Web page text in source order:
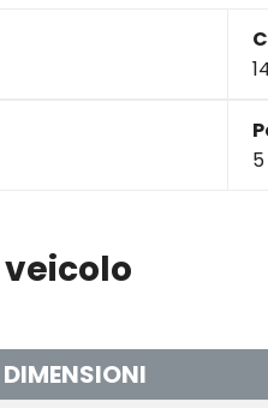
5
DIMENSIONI